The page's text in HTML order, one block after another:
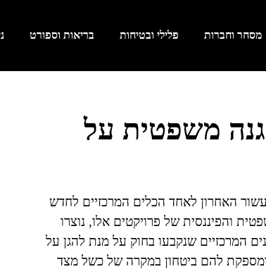
מסחר וחברות פלילי ובטיחות בריאות וספורט
מכר בתמ"א 38: הגנה משפטית על
עירונית, ובייחוד פרויקטי תמ"א 38, הפכו בעשור האחרון לאחד הכלים המרכזיים לחדש
והפיננסית של פרויקטים אלו, נוצרו
המרכזיים שנקבעו בחוק על מנת להגן על
להם ביטחון במקרה של כשל מצד